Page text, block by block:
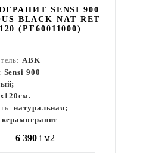
SENSI 900
BLACK NAT RET
(PF60011000)
ABK
Sensi 900
натуральная;
керамогранит
6 390 i м2